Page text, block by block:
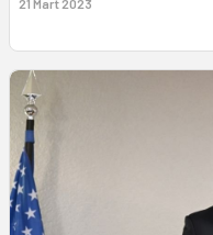
21 Mart 2023